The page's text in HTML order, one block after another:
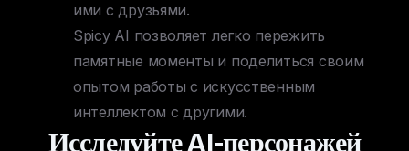
ими с друзьями.
Spicy AI позволяет легко пережить
памятные моменты и поделиться своим
опытом работы с искусственным
интеллектом с другими.
Исследуйте AI-персонажей